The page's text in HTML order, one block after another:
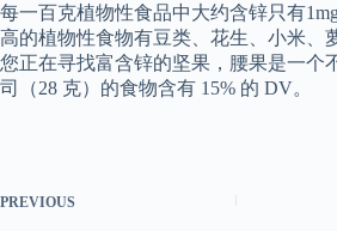
每一百克植物性食品中大约含锌只有
高的植物性食物有豆类、花生、小米、
您正在寻找富含锌的坚果，腰果是一个
司（28 克）的食物含有 15% 的 DV。
PREVIOUS